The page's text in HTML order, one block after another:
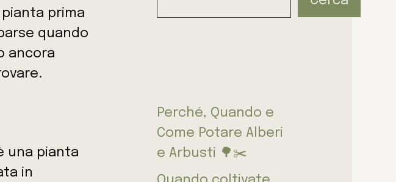
prima
quando
ancora
una pianta
in
Perché, Quando e
Come Potare Alberi
e Arbusti 🌳✂️